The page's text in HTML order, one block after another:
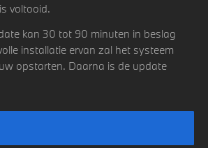
voltooid.
kan 30 tot 90 minuten in beslag
installatie ervan zal het systeem
opstarten. Daarna is de update